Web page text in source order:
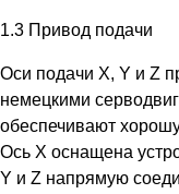
1.3 Привод подачи
Оси подачи X, Y и Z
немецкими
обеспечивают
Ось X оснащена
Y и Z напрямую